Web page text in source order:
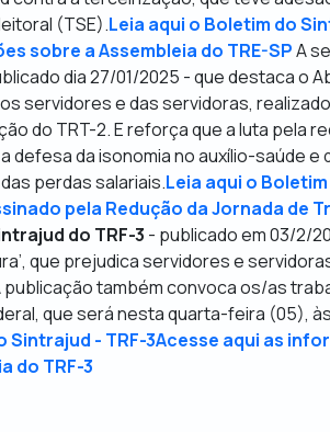
(TSE).Leia aqui o Boletim do
sobre a Assembleia do TRE-SPA
dia 27/01/2025 - que destaca o
servidores e das servidoras,
do TRT-2. E reforça que a luta pela
defesa da isonomia no auxílio-saúde
perdas salariais.Leia aqui o
pela Redução da Jornada de
do TRF-3 - publicado em 03/2/
, que prejudica servidores e
publicação também convoca os/as
que será nesta quarta-feira (05),
Sintrajud - TRF-3Acesse aqui as
do TRF-3